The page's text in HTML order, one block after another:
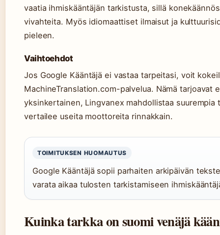
vaatia ihmiskääntäjän tarkistusta, sillä
vivahteita. Myös idiomaattiset ilmaisut ja
pieleen.
Vaihtoehdot
Jos Google Kääntäjä ei vastaa tarpeitasi, voit
MachineTranslation.com-palvelua. Nämä tarjoavat
yksinkertainen, Lingvanex mahdollistaa suurempia
vertailee useita moottoreita rinnakkain.
TOIMITUKSEN HUOMAUTUS
Google Kääntäjä sopii parhaiten arkipäivän
varata aikaa tulosten tarkistamiseen
Kuinka tarkka on suomi venäjä